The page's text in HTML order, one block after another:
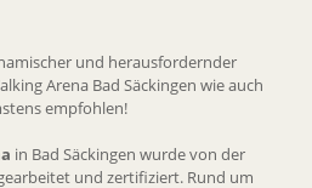
und herausfordernder
Arena Bad Säckingen wie auch
empfohlen!
in Bad Säckingen wurde von der
und zertifiziert. Rund um